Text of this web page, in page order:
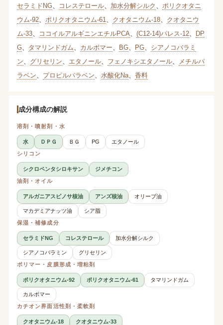
セラミドNG、 コレステロール、 加水分解シルク
ポリクオタニ
ウム-92、 ポリクオタニウム-61 クオタニウム-18、 クオタニウ
ム-33、 ココイルアルギニンエチルPCA (C12-14)パレス-12、 DP
G、 タマリンドガム カルボマー BG、 PG、 シアノコバラミ
ン
グリセリン エタノール、 フェノキシエタノール、
メチルパ
ラベン
プロピルパラベン 水酸化Na、 香料
成分構成の解説
溶剤・噴射剤・水
水 ＤＰＧ ＢＧ PG
エタノール
シリコン
シクロペンタシロキサン
ジメチコン
油剤・オイル
アルガニアスピノサ核油 アンズ核油 オリーブ油
マカデミアナッツ油
シア脂
保湿・補修成分
セラミドNG コレステロール 加水分解シルク
シアノコバラミン
グリセリン
ポリマー・皮膜形成・増粘剤
ポリクオタニウム-92 ポリクオタニウム-61 タマリンドガム
カルボマー
カチオン界面活性剤・柔軟剤
クオタニウム-18
クオタニウム-33